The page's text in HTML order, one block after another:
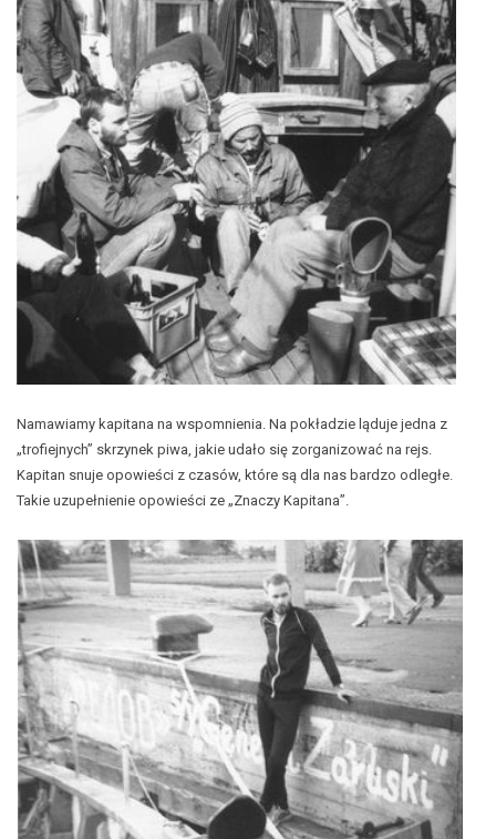
Namawiamy kapitana na wspomnienia. Na pokładzie ląduje jedna z
„trofiejnych” skrzynek piwa, jakie udało się zorganizować na rejs.
Kapitan snuje opowieści z czasów, które są dla nas bardzo odległe.
Takie uzupełnienie opowieści ze „Znaczy Kapitana”.